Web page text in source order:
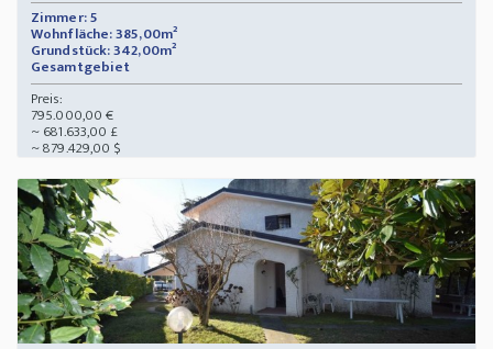
Zimmer: 5
Wohnfläche: 385,00m²
Grundstück: 342,00m²
Gesamtgebiet
Preis:
795.000,00 €
~ 681.633,00 £
~ 879.429,00 $